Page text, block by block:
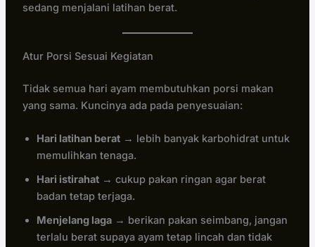
sedang menjalani latihan berat.
Atur Porsi Sesuai Kegiatan
Tidak semua hari ayam membutuhkan porsi makan
yang sama. Kuncinya ada pada penyesuaian:
Hari latihan berat→ lebih banyak karbohidrat untuk
memulihkan tenaga.
Hari istirahat→ cukup pakan ringan agar berat
badan tetap terjaga.
Menjelang laga→ berikan pakan seimbang, jangan
terlalu berat supaya ayam tetap lincah dan tidak